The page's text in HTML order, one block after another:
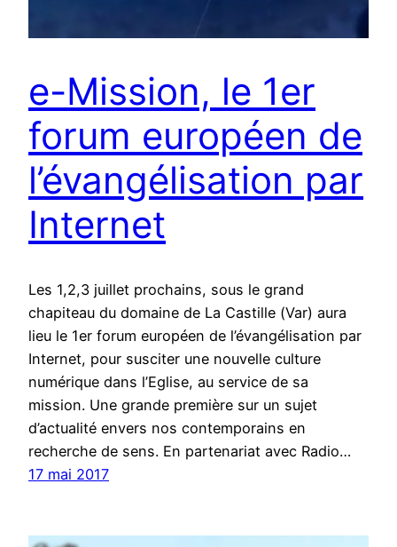
e-Mission, le 1er
forum européen de
l’évangélisation par
Internet
Les 1,2,3 juillet prochains, sous le grand
chapiteau du domaine de La Castille (Var) aura
lieu le 1er forum européen de l’évangélisation par
Internet, pour susciter une nouvelle culture
numérique dans l’Eglise, au service de sa
mission. Une grande première sur un sujet
d’actualité envers nos contemporains en
recherche de sens. En partenariat avec Radio…
17 mai 2017